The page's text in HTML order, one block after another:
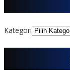
Kategori